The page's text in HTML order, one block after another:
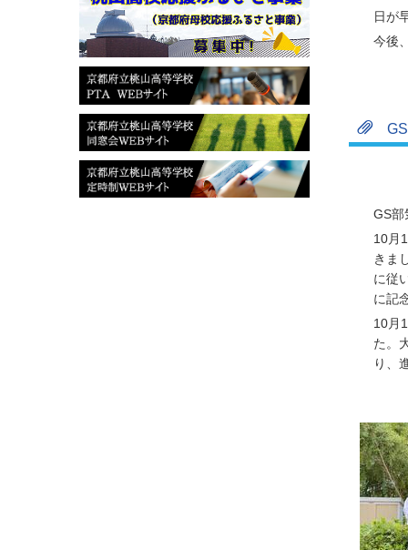
日が
今後
GS部
10月
きま
に従
に記
10月
た。
り、